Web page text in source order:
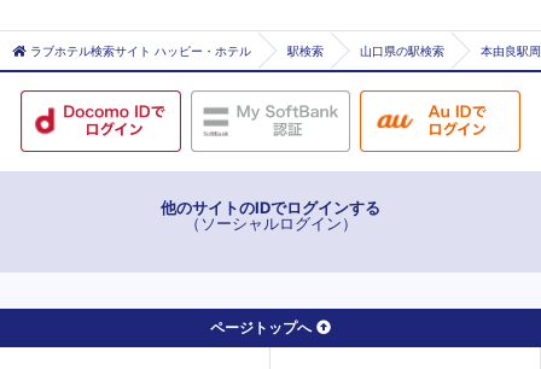
仁保
仁保津
大歳
本由良
防府西インターエリア
徳山エリア
ラブホテル検索サイト ハッピー・ホテル 駅検索 山口県の駅検索 本由良駅
他のサイトのIDでログインする
（ソーシャルログイン）
ページトップへ